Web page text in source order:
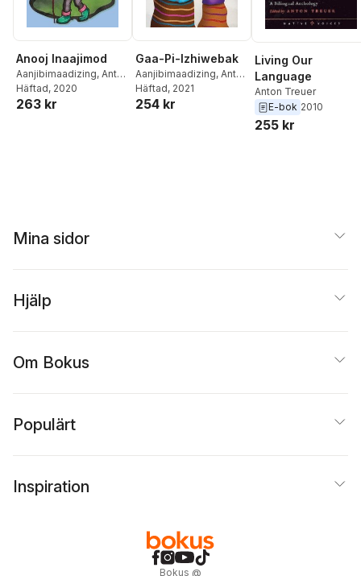
Anooj Inaajimod
Aanjibimaadizing, Anton
Treuer
Häftad, 2020
263 kr
Gaa-Pi-Izhiwebak
Aanjibimaadizing, Anton
Treuer
Häftad, 2021
254 kr
Living Our
Language
Anton Treuer
E-bok 2010
255 kr
Mina sidor
Hjälp
Om Bokus
Populärt
Inspiration
Bokus @